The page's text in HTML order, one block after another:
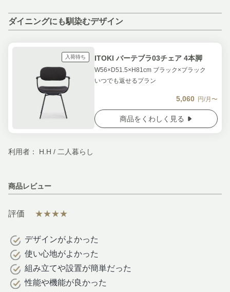
ダイニングにも馴染むデザイン
入荷待ち ITOKI バーテブラ03チェア 4本脚
W56×D51.5×H81cm ブラック×ブラック
いつでも返せるプラン
5,060 円/月〜
商品をくわしく見る
利用者： H.H / 二人暮らし
商品レビュー
評価 ★★★★
デザインがよかった
使い心地がよかった
組み立てや設置が簡単だった
性能や機能が良かった